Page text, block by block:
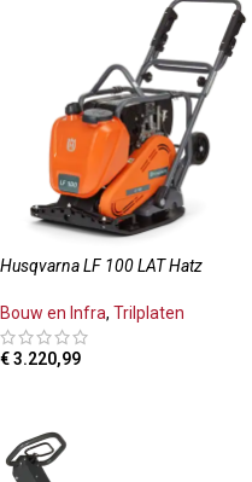
Husqvarna LF 100 LAT Hatz
Bouw en Infra, Trilplaten
€3.220,99